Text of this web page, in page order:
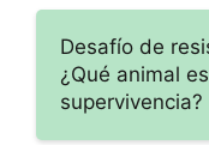
Desafío de
¿Qué animal
supervivencia?